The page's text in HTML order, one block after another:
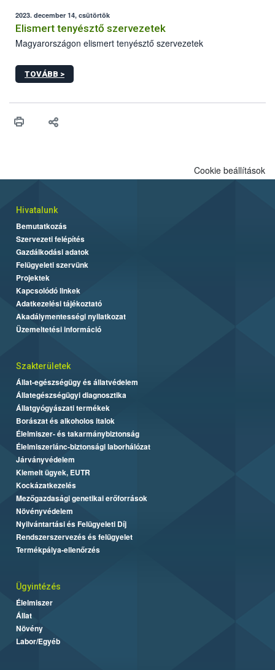
2023. december 14, csütörtök
Elismert tenyésztő szervezetek
Magyarországon elismert tenyésztő szervezetek
TOVÁBB >
Cookie beállítások
Hivatalunk
Bemutatkozás
Szervezeti felépítés
Gazdálkodási adatok
Felügyeleti szervünk
Projektek
Kapcsolódó linkek
Adatkezelési tájékoztató
Akadálymentességi nyilatkozat
Üzemeltetési információ
Szakterületek
Állat-egészségügy és állatvédelem
Állategészségügyi diagnosztika
Állatgyógyászati termékek
Borászat és alkoholos italok
Élelmiszer- és takarmánybiztonság
Élelmiszerlánc-biztonsági laborhálózat
Járványvédelem
Kiemelt ügyek, EUTR
Kockázatkezelés
Mezőgazdasági genetikai erőforrások
Növényvédelem
Nyilvántartási és Felügyeleti Díj
Rendszerszervezés és felügyelet
Termékpálya-ellenőrzés
Ügyintézés
Élelmiszer
Állat
Növény
Labor/Egyéb